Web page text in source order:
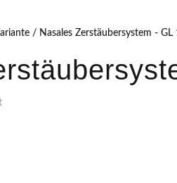
/ Nasales Zerstäubersystem - GL